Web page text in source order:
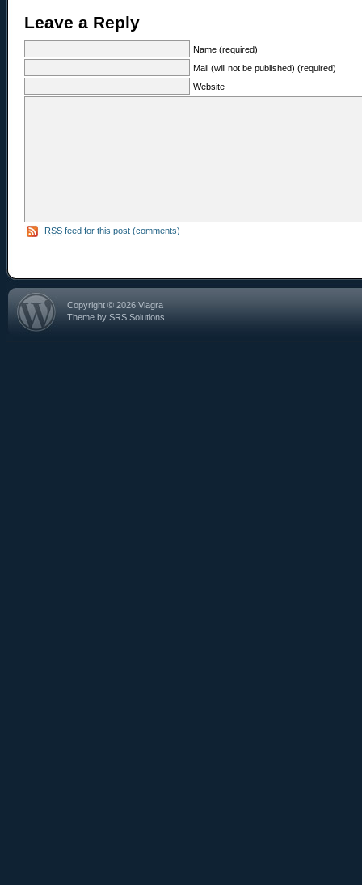
Leave a Reply
Name (required)
Mail (will not be published) (required)
Website
RSS feed for this post (comments)
Copyright © 2026 Viagra
Theme by SRS Solutions